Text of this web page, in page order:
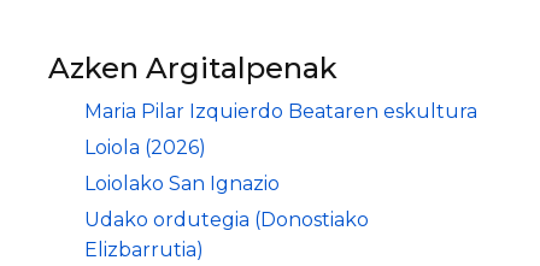
Azken Argitalpenak
Maria Pilar Izquierdo Beataren eskultura
Loiola (2026)
Loiolako San Ignazio
Udako ordutegia (Donostiako
Elizbarrutia)